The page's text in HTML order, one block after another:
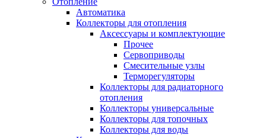
Автоматика
Коллекторы для отопления
Аксессуары и комплектующие
Прочее
Сервоприводы
Смесительные узлы
Терморегуляторы
Коллекторы для радиаторного
отопления
Коллекторы универсальные
Коллекторы для топочных
Коллекторы для воды